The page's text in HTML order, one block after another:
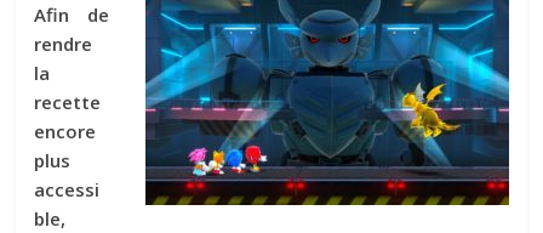
Afin de
rendre
la
recette
encore
plus
accessi
ble,